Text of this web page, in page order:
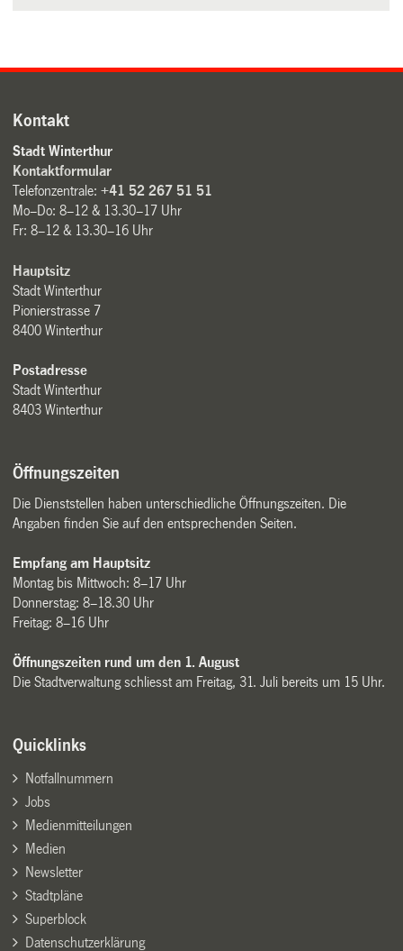
Kontakt
Stadt Winterthur
Kontaktformular
Telefonzentrale:+41 52 267 51 51
Mo–Do: 8–12 & 13.30–17 Uhr
Fr: 8–12 & 13.30–16 Uhr
Hauptsitz
Stadt Winterthur
Pionierstrasse 7
8400 Winterthur
Postadresse
Stadt Winterthur
8403 Winterthur
Öffnungszeiten
Die Dienststellen haben unterschiedliche Öffnungszeiten. Die
Angaben finden Sie auf den entsprechenden Seiten.
Empfang am Hauptsitz
Montag bis Mittwoch: 8–17 Uhr
Donnerstag: 8–18.30 Uhr
Freitag: 8–16 Uhr
Öffnungszeiten rund um den 1. August
Die Stadtverwaltung schliesst am Freitag, 31. Juli bereits um 15 Uhr.
Quicklinks
Notfallnummern
Jobs
Medienmitteilungen
Medien
Newsletter
Stadtpläne
Superblock
Datenschutzerklärung